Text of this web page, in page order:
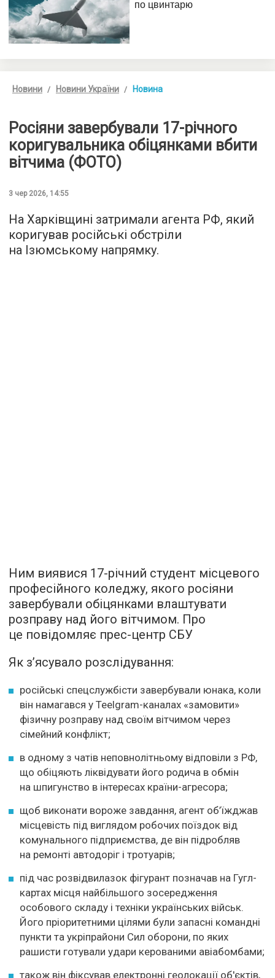
Новини Новини України Новина
Росіяни завербували 17-річного
коригувальника обіцянками вбити
вітчима (ФОТО)
3 чер 2026, 14:55
На Харківщині затримали агента РФ, який
коригував російські обстріли
на Ізюмському напрямку.
Ним виявися 17-річний студент місцевого
професійного коледжу, якого росіяни
завербували обіцянками влаштувати
розправу над його вітчимом. Про
це повідомляє прес-центр СБУ
Як з’ясувало розслідування:
російські спецслужбісти завербували юнака, коли
він намагався у Teelgram-каналах «замовити»
фізичну розправу над своїм вітчимом через
сімейний конфлікт;
в одному з чатів неповнолітньому відповіли з РФ,
що обіцяють ліквідувати його родича в обмін
на шпигунство в інтересах країни-агресора;
щоб виконати вороже завдання, агент об’їжджав
місцевість під виглядом робочих поїздок від
комунального підприємства, де він підробляв
на ремонті автодоріг і тротуарів;
під час розвідвилазок фігурант позначав на Гугл-
картах місця найбільшого зосередження
особового складу і техніки українських військ.
Його пріоритетними цілями були запасні командні
пункти та укріпрайони Сил оборони, по яких
рашисти готували удари керованими авіабомбами;
також він фіксував електронні геолокації об'єктів,